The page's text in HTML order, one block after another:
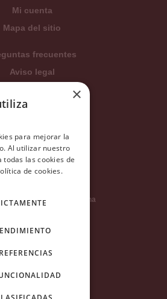
Mi cuenta
Mapa del sitio
frecuentes
Aviso legal
generales
de privacidad
Integrada
de datos
Duc, 12 - 08002 Barcelona
×
para mejorar la
Al utilizar nuestro
las cookies de
de cookies.